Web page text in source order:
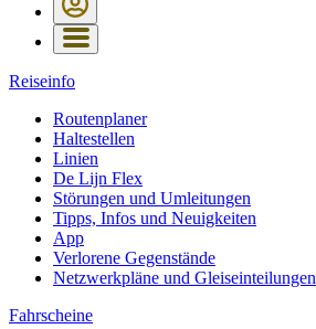
Reiseinfo
Routenplaner
Haltestellen
Linien
De Lijn Flex
Störungen und Umleitungen
Tipps, Infos und Neuigkeiten
App
Verlorene Gegenstände
Netzwerkpläne und Gleiseinteilungen
Fahrscheine